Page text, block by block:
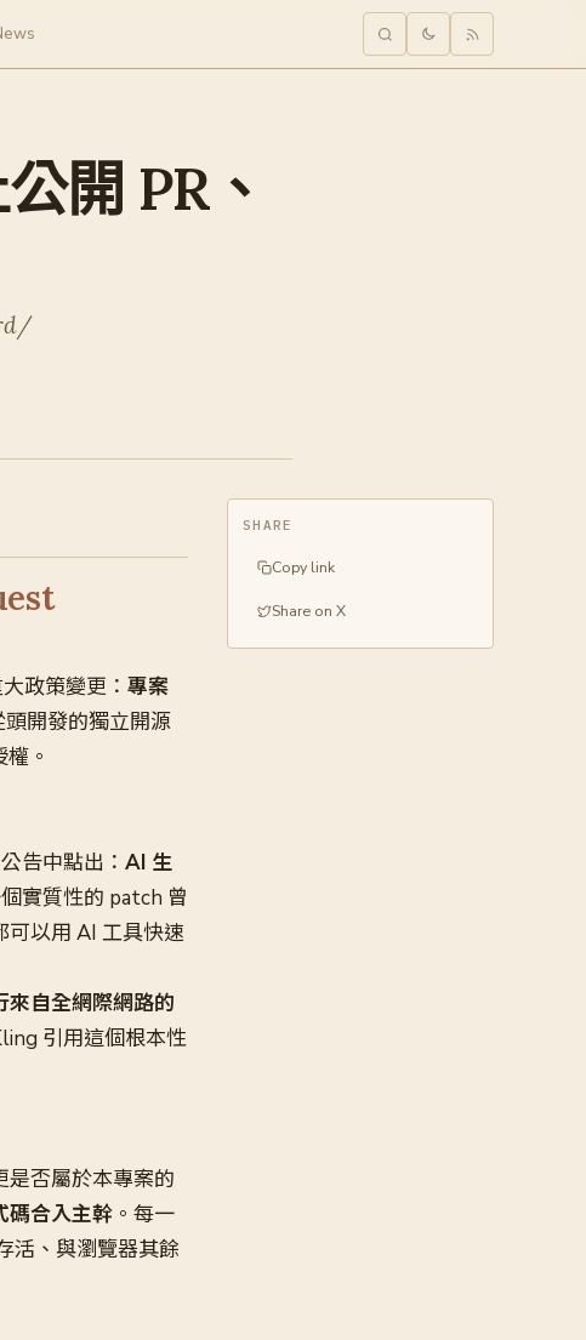
開 PR、
政策變更： 專案
頭開發的獨立開源
。
告中點出： AI 生
實質性的 patch 曾
以用 AI 工具快速
來自全網際網路的
引用這個根本性
是否屬於本專案的
碼合入主幹 。每一
活、與瀏覽器其餘
SHARE
Copy link
Share on X